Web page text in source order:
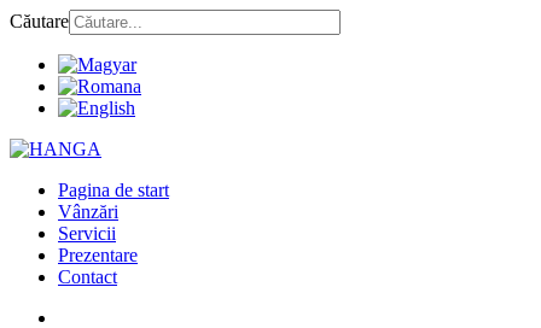
Căutare
Pagina de start
Vânzări
Servicii
Prezentare
Contact